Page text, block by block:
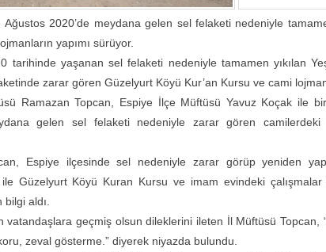
Ağustos 2020’de meydana gelen sel felaketi nedeniyle
yapımı sürüyor.
tarihinde yaşanan sel felaketi nedeniyle tamamen yıkılan
zarar gören Güzelyurt Köyü Kur’an Kursu ve cami
Ramazan Topcan, Espiye İlçe Müftüsü Yavuz Koçak ile
gelen sel felaketi nedeniyle zarar gören camilerdeki
Espiye ilçesinde sel nedeniyle zarar görüp yeniden
Güzelyurt Köyü Kuran Kursu ve imam evindeki çalışmalar
aldı.
vatandaşlara geçmiş olsun dileklerini ileten İl Müftüsü Topcan,
zeval gösterme.” diyerek niyazda bulundu.